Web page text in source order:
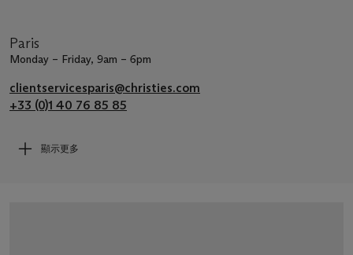
Paris
Monday – Friday, 9am – 6pm
clientservicesparis@christies.com
+33 (0)1 40 76 85 85
顯示更多